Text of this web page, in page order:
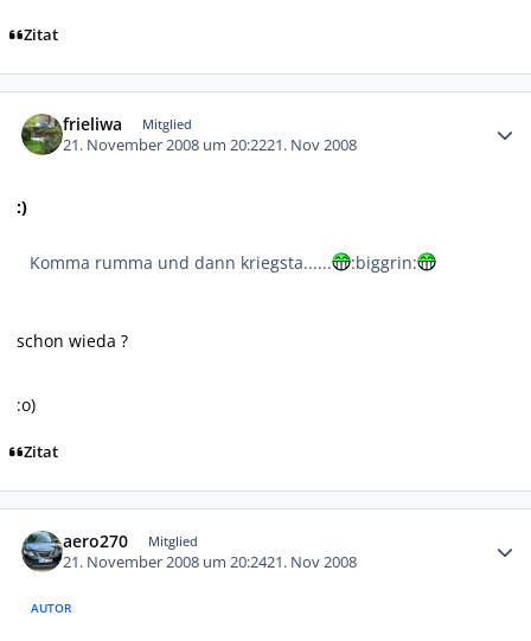
Zitat
frieliwa Mitglied
21. November 2008 um 20:2221. Nov 2008
:)
Komma rumma und dann kriegsta...... :biggrin:
schon wieda ?
:o)
Zitat
aero270 Mitglied
21. November 2008 um 20:2421. Nov 2008
AUTOR